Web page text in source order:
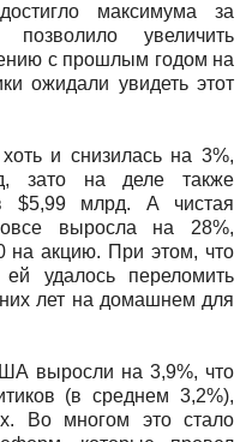
максимума за
увеличить
с прошлым годом на
ожидали увидеть этот
и снизилась на 3%,
зато на деле также
$5,99 млрд. А чистая
выросла на 28%,
на акцию. При этом, что
удалось переломить
лет на домашнем для
выросли на 3,9%, что
(в среднем 3,2%),
Во многом это стало